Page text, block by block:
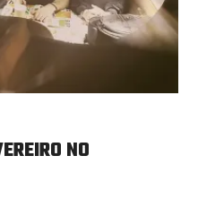
NO